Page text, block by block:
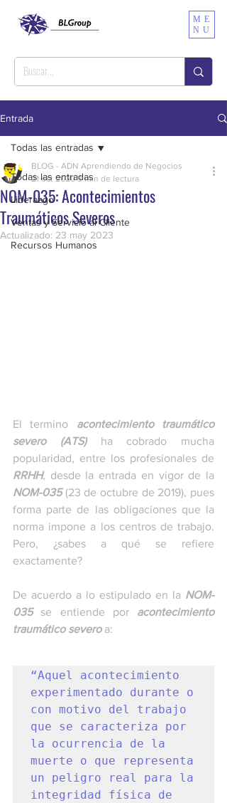
ME
NU
Entrada
Todas las entradas
Liderazgo
Ventas y Servicio al Cliente
Recursos Humanos
Todas las entradas
NOM-035: Acontecimientos
Traumáticos Severos
BLOG - ADN Aprendiendo de Negocios
21 oct 2020 3 min de lectura
Actualizado: 23 may 2023
El termino acontecimiento traumático
severo (ATS) ha cobrado mucha
RRHH
NOM-035 (23 de octubre de 2019), pues
forma parte de las obligaciones que la
norma impone a los centros de trabajo.
Pero, ¿sabes a qué se refiere
exactamente?
De acuerdo a lo estipulado en la NOM-
035 se entiende por acontecimiento
traumático severo a:
“Aquel acontecimiento
experimentado durante o
con motivo del trabajo
que se caracteriza por
la ocurrencia de la
muerte o que representa
un peligro real para la
integridad física de